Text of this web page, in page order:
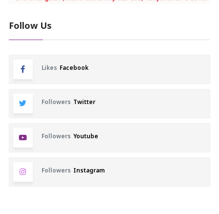
Follow Us
Likes Facebook
Followers Twitter
Followers Youtube
Followers Instagram